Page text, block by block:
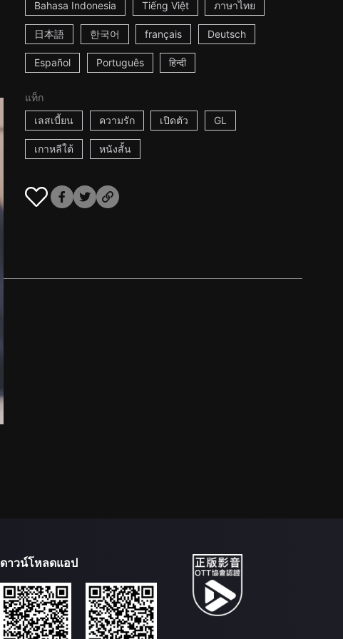
Bahasa Indonesia Tiếng Việt ภาษาไทย
日本語 한국어 français Deutsch
Español Português हिन्दी
แท็ก
เลสเบี้ยน
ความรัก เปิดตัว GL
เกาหลีใต้ หนังสั้น
ดาวน์โหลดแอป